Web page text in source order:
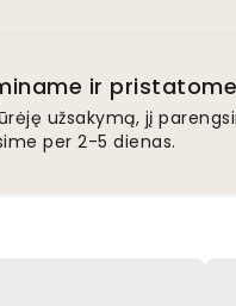
ir pristatome
užsakymą, jį
per 2-5 dienas.